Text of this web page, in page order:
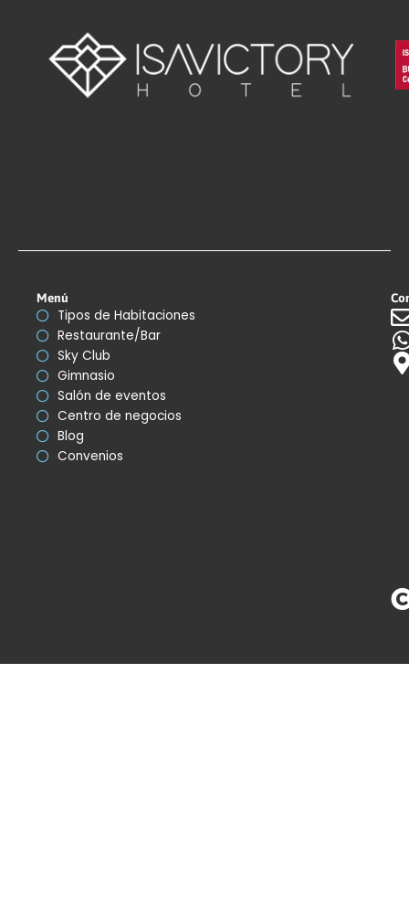
Menú
Tipos de Habitaciones
Restaurante/Bar
Sky Club
Gimnasio
Salón de eventos
Centro de negocios
Blog
Convenios